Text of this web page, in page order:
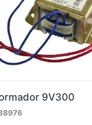
9V300